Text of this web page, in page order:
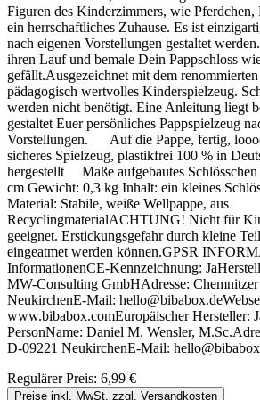
Figuren des Kinderzimmers, wie Pferdchen,
ein herrschaftliches Zuhause. Es ist
nach eigenen Vorstellungen gestaltet
ihren Lauf und bemale Dein Pappschloss
gefällt.Ausgezeichnet mit dem
pädagogisch wertvolles Kinderspielzeug.
werden nicht benötigt. Eine Anleitung liegt
gestaltet Euer persönliches Pappspielzeug
Vorstellungen. Auf die Pappe, fertig,
sicheres Spielzeug, plastikfrei 100 % in
hergestellt Maße aufgebautes
cm Gewicht: 0,3 kg Inhalt: ein kleines
Material: Stabile, weiße Wellpappe, aus
RecyclingmaterialACHTUNG! Nicht für
geeignet. Erstickungsgefahr durch kleine
eingeatmet werden können.GPSR
InformationenCE-Kennzeichnung:
MW-Consulting GmbHAdresse:
NeukirchenE-Mail:
www.bibabox.comEuropäischer Hersteller:
PersonName: Daniel M. Wensler,
D-09221 NeukirchenE-Mail:
Regulärer Preis: 6,99 €
Preise inkl. MwSt. zzgl. Versandkosten